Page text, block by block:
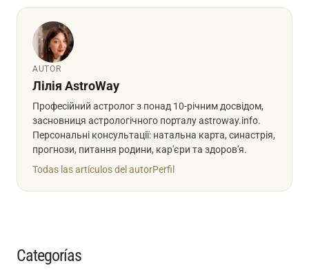
AUTOR
Лілія AstroWay
Професійний астролог з понад 10-річним досвідом,
засновниця астрологічного порталу astroway.info.
Персональні консультації: натальна карта, синастрія,
прогнози, питання родини, кар'єри та здоров'я.
Todas las artículos del autorPerfil
Categorías